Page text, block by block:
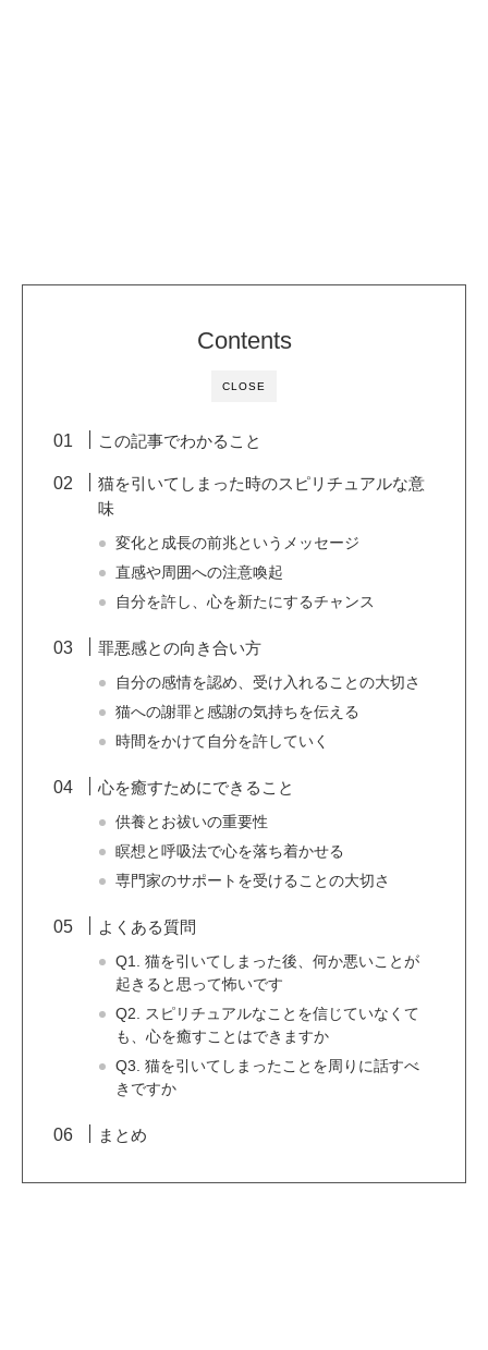
CLOSE
Contents
この記事でわかること
猫を引いてしまった時のスピリチュアルな意
味
変化と成長の前兆というメッセージ
直感や周囲への注意喚起
自分を許し、心を新たにするチャンス
罪悪感との向き合い方
自分の感情を認め、受け入れることの大切さ
猫への謝罪と感謝の気持ちを伝える
時間をかけて自分を許していく
心を癒すためにできること
供養とお祓いの重要性
瞑想と呼吸法で心を落ち着かせる
専門家のサポートを受けることの大切さ
よくある質問
Q1. 猫を引いてしまった後、何か悪いことが
起きると思って怖いです
Q2. スピリチュアルなことを信じていなくて
も、心を癒すことはできますか
Q3. 猫を引いてしまったことを周りに話すべ
きですか
まとめ